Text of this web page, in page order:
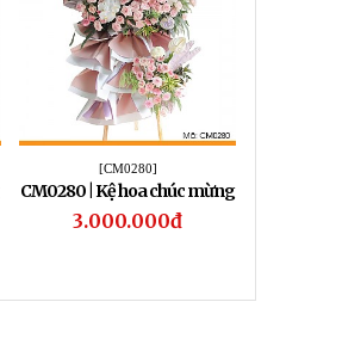
[CM0280]
CM0280 | Kệ hoa chúc mừng
280
3.000.000đ